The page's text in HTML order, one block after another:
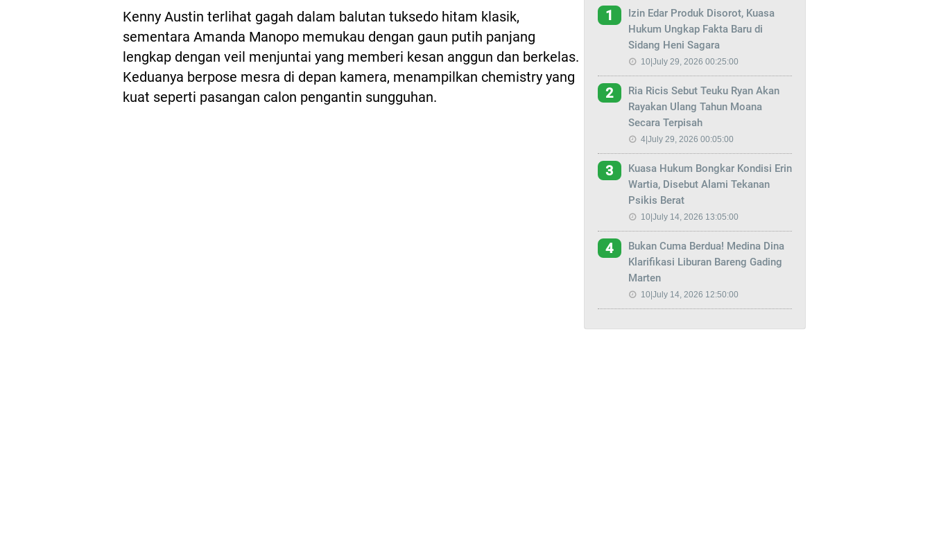
Kenny Austin terlihat gagah dalam balutan tuksedo hitam klasik,
sementara Amanda Manopo memukau dengan gaun putih panjang
lengkap dengan veil menjuntai yang memberi kesan anggun dan berkelas.
Keduanya berpose mesra di depan kamera, menampilkan chemistry yang
kuat seperti pasangan calon pengantin sungguhan.
1
Izin Edar Produk Disorot, Kuasa
Hukum Ungkap Fakta Baru di
Sidang Heni Sagara
10|July 29, 2026 00:25:00
2
Ria Ricis Sebut Teuku Ryan Akan
Rayakan Ulang Tahun Moana
Secara Terpisah
4|July 29, 2026 00:05:00
3
Kuasa Hukum Bongkar Kondisi Erin
Wartia, Disebut Alami Tekanan
Psikis Berat
10|July 14, 2026 13:05:00
4
Bukan Cuma Berdua! Medina Dina
Klarifikasi Liburan Bareng Gading
Marten
10|July 14, 2026 12:50:00